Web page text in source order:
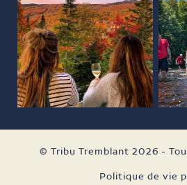
© Tribu Tremblant 2026 -
Politique de vie